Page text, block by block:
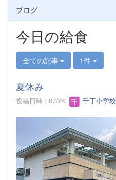
ブログ
今日の給食
全ての記事 1件
夏休み
投稿日時 : 07/24 千丁小学校